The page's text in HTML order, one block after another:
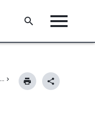
U. Règlement relatif aux taxes